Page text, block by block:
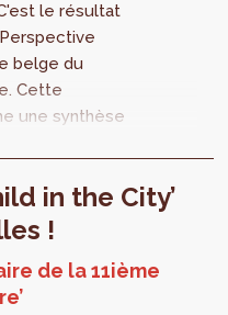
le résultat
belge du
Cette
une synthèse
À ce jour 36
pays
in the City’
!
de la 11ième